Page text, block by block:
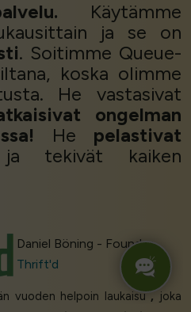
Käytämme
ja se on
. Soitimme Queue-
koska olimme
He vastasivat
ongelman
He pelastivat
tekivät kaiken
Daniel Böning - Founder
Thrift'd
vuoden helpoin laukaisu, joka